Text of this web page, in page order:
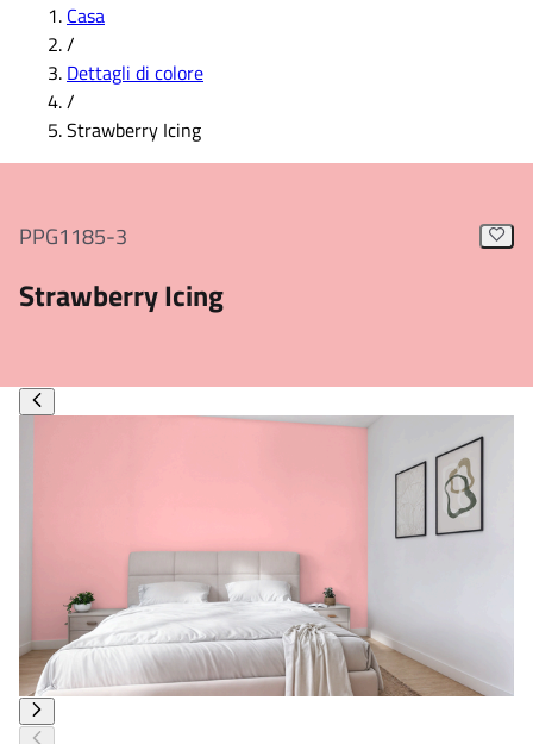
Casa
/
Dettagli di colore
/
Strawberry Icing
PPG1185-3
Strawberry Icing